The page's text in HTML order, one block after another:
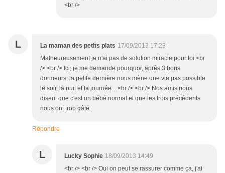
<br />
L La maman des petits plats 17/09/2013 17:23
Malheureusement je n'ai pas de solution miracle pour toi.<br
/> <br /> Ici, je me demande pourquoi, après 3 bons
dormeurs, la petite dernière nous mène une vie pas possible
le soir, la nuit et la journée ...<br /> <br /> Nos amis nous
disent que c'est un bébé normal et que les trois précédents
nous ont trop gâté.
Répondre
L Lucky Sophie 18/09/2013 14:49
<br /> <br /> Oui on peut se rassurer comme ça, j'ai